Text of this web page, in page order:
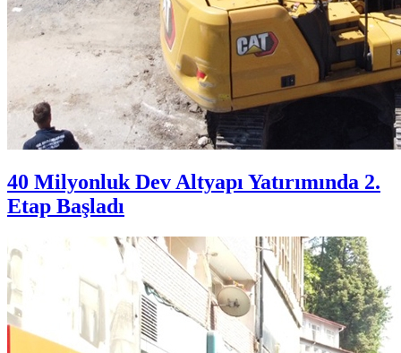
40 Milyonluk Dev Altyapı Yatırımında 2.
Etap Başladı